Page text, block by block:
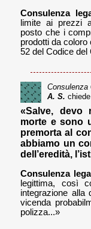
Consulenza
limite ai prezzi
posto che i
prodotti da coloro
52 del Codice del
Consulenza
A. S. chiede
«Salve, devo
morte e sono
premorta al
abbiamo un
dell’eredità,
Consulenza
legittima, così
integrazione alla
vicenda
polizza...»